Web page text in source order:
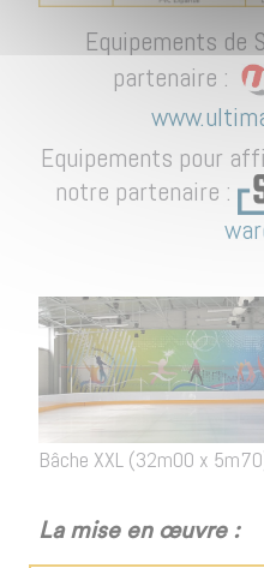
Equipements de
partenaire :
Equipements pour
notre partenaire :
Bâche XXL (32m00 x
La mise en œuvre :